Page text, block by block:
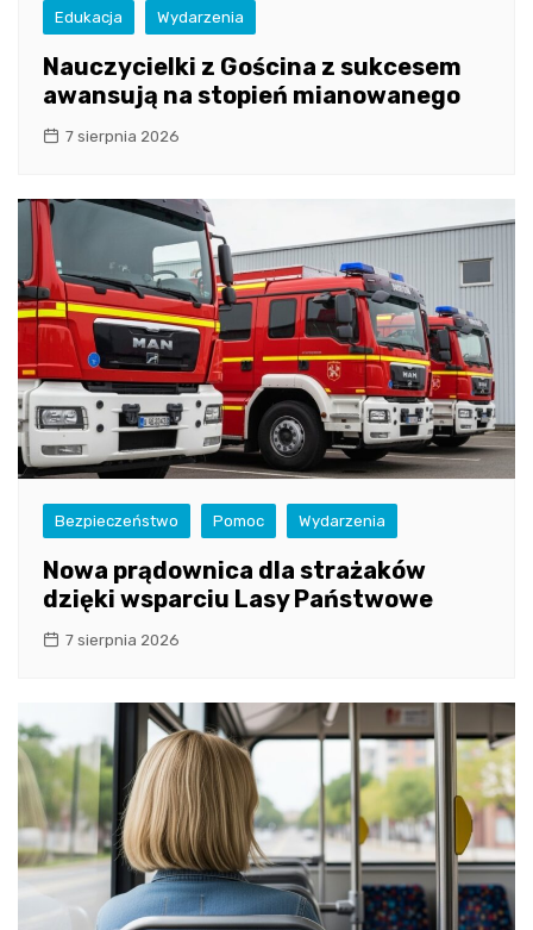
Edukacja Wydarzenia
Nauczycielki z Gościna z sukcesem
awansują na stopień mianowanego
7 sierpnia 2026
Bezpieczeństwo Pomoc Wydarzenia
Nowa prądownica dla strażaków
dzięki wsparciu Lasy Państwowe
7 sierpnia 2026